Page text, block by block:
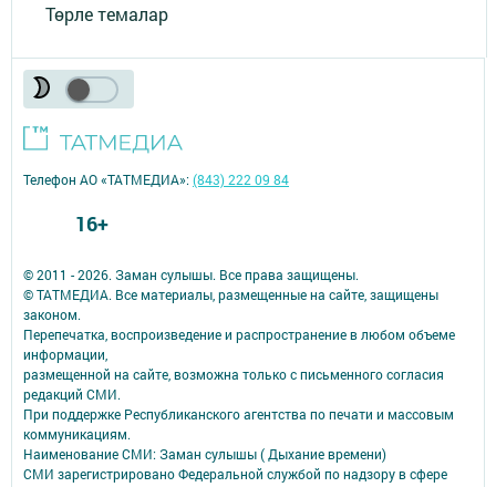
Төрле темалар
© 2011 - 2026. Заман сулышы. Все права защищены.
© ТАТМЕДИА. Все материалы, размещенные на сайте, защищены
законом.
Перепечатка, воспроизведение и распространение в любом объеме
информации,
размещенной на сайте, возможна только с письменного согласия
редакций СМИ.
При поддержке Республиканского агентства по печати и массовым
коммуникациям.
Наименование СМИ: Заман сулышы ( Дыхание времени)
СМИ зарегистрировано Федеральной службой по надзору в сфере
Телефон АО «ТАТМЕДИА»:(843) 222 09 84
16+